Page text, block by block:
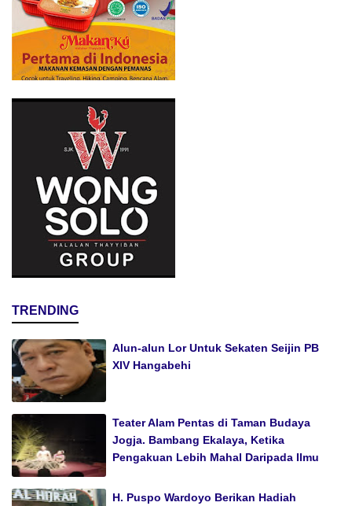
TRENDING
Alun-alun Lor Untuk Sekaten Seijin PB
XIV Hangabehi
Teater Alam Pentas di Taman Budaya
Jogja. Bambang Ekalaya, Ketika
Pengakuan Lebih Mahal Daripada Ilmu
H. Puspo Wardoyo Berikan Hadiah